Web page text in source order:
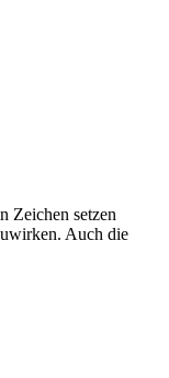
Zeichen setzen
Auch die